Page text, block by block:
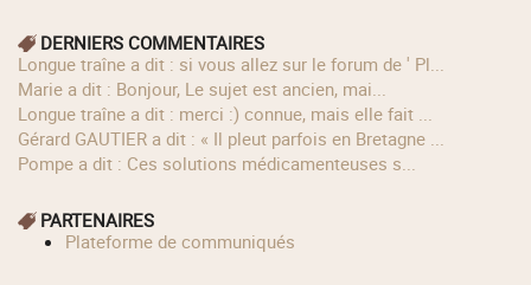
DERNIERS COMMENTAIRES
longue traîne a dit : si vous allez sur le forum de ' Pl...
Marie a dit : Bonjour, Le sujet est ancien, mai...
longue traîne a dit : merci :) connue, mais elle fait ...
Gérard GAUTIER a dit : « Il pleut parfois en Bretagne ...
Pompe a dit : Ces solutions médicamenteuses s...
PARTENAIRES
Plateforme de communiqués